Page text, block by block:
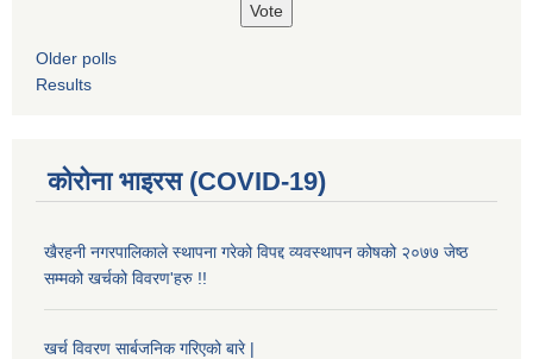
Older polls
Results
कोरोना भाइरस (COVID-19)
खैरहनी नगरपालिकाले स्थापना गरेको विपद्द व्यवस्थापन कोषको २०७७ जेष्ठ
सम्मको खर्चको विवरण'हरु !!
खर्च विवरण सार्बजनिक गरिएको बारे |